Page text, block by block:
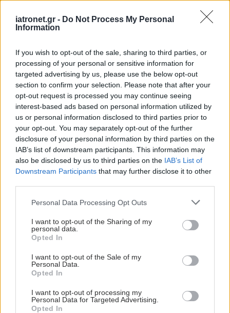
iatronet.gr - Do Not Process My Personal
Information
If you wish to opt-out of the sale, sharing to third parties, or
processing of your personal or sensitive information for
targeted advertising by us, please use the below opt-out
section to confirm your selection. Please note that after your
opt-out request is processed you may continue seeing
interest-based ads based on personal information utilized by
us or personal information disclosed to third parties prior to
your opt-out. You may separately opt-out of the further
disclosure of your personal information by third parties on the
IAB’s list of downstream participants. This information may
also be disclosed by us to third parties on the IAB’s List of
Downstream Participants that may further disclose it to other
Please note that this website/app uses one or more Google
not limited to your visit or usage behaviour. You may click to
grant or deny consent to Google and its third-party tags to
use your data for below specified purposes in below Google
consent section.
Personal Data Processing Opt Outs
I want to opt-out of the Sharing of my
personal data.
Opted In
I want to opt-out of the Sale of my
Personal Data.
Opted In
I want to opt-out of processing my
Personal Data for Targeted Advertising.
Opted In